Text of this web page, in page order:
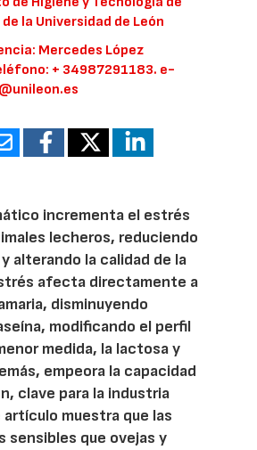
la Universidad de León
Mercedes López
+ 34987291183. e-
incrementa el estrés
lecheros, reduciendo
alterando la calidad de la
afecta directamente a
disminuyendo
modificando el perfil
medida, la lactosa y
empeora la capacidad
clave para la industria
muestra que las
sensibles que ovejas y